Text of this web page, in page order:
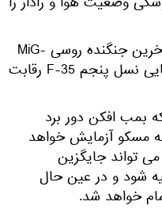
پیش از این گزارش شده بود که آخرین جنگنده روسی MiG-
35 به زودی با هواپیماهای آمریکایی نسل پنجم F-35 رقابت
بمب افکن دور برد
مسکو آزمایش خواهد
تواند جایگزین
شود و در عین حال
خواهد شد.